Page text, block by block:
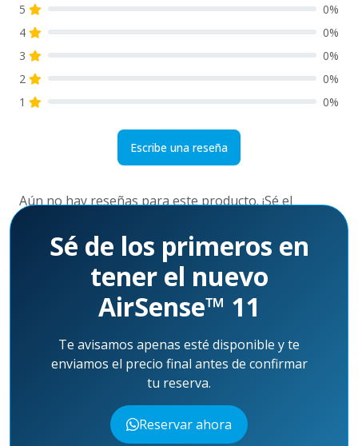
5
0%
4
0%
3
0%
2
0%
1
0%
Escribe una reseña
Aún no hay reseñas para este producto. ¡Sé el
Sé de los primeros en
tener el nuevo
AirSense™ 11
Te avisamos apenas esté disponible y te
enviamos el precio final antes de confirmar
tu reserva.
Reservar ahora